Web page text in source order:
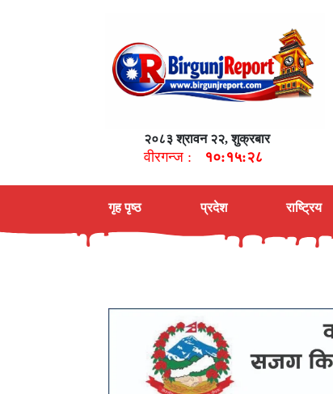
२०८३ श्रावन २२, शुक्रबार
वीरगन्ज : १०:१५:२९
गृह पृष्ठ प्रदेश राष्ट्रिय